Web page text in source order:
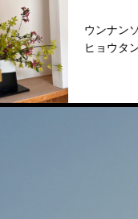
ウンナンソ
ヒョウタンボウ